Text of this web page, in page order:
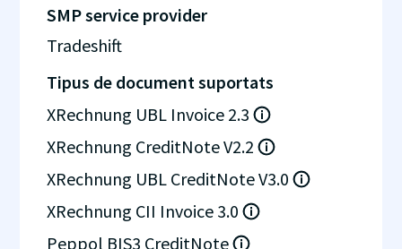
SMP service provider
Tradeshift
Tipus de document suportats
XRechnung UBL Invoice 2.3
XRechnung CreditNote V2.2
XRechnung UBL CreditNote V3.0
XRechnung CII Invoice 3.0
Peppol BIS3 CreditNote